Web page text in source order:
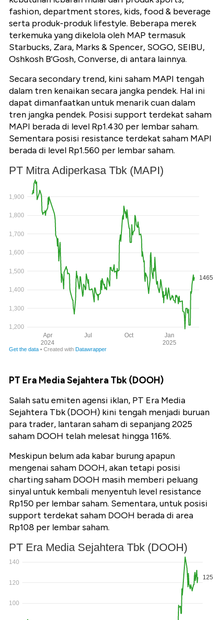
fashion, department stores, kids, food & beverage
serta produk-produk lifestyle. Beberapa merek
terkemuka yang dikelola oleh MAP termasuk
Starbucks, Zara, Marks & Spencer, SOGO, SEIBU,
Oshkosh B'Gosh, Converse, di antara lainnya.
Secara secondary trend, kini saham MAPI tengah
dalam tren kenaikan secara jangka pendek. Hal ini
dapat dimanfaatkan untuk menarik cuan dalam
tren jangka pendek. Posisi support terdekat saham
MAPI berada di level Rp1.430 per lembar saham.
Sementara posisi resistance terdekat saham MAPI
berada di level Rp1.560 per lembar saham.
PT Era Media Sejahtera Tbk (DOOH)
Salah satu emiten agensi iklan, PT Era Media
Sejahtera Tbk (DOOH) kini tengah menjadi buruan
para trader, lantaran saham di sepanjang 2025
saham DOOH telah melesat hingga 116%.
Meskipun belum ada kabar burung apapun
mengenai saham DOOH, akan tetapi posisi
charting saham DOOH masih memberi peluang
sinyal untuk kembali menyentuh level resistance
Rp150 per lembar saham. Sementara, untuk posisi
support terdekat saham DOOH berada di area
Rp108 per lembar saham.